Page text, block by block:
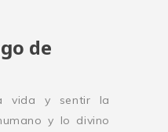
de
vida y sentir la
y lo divino